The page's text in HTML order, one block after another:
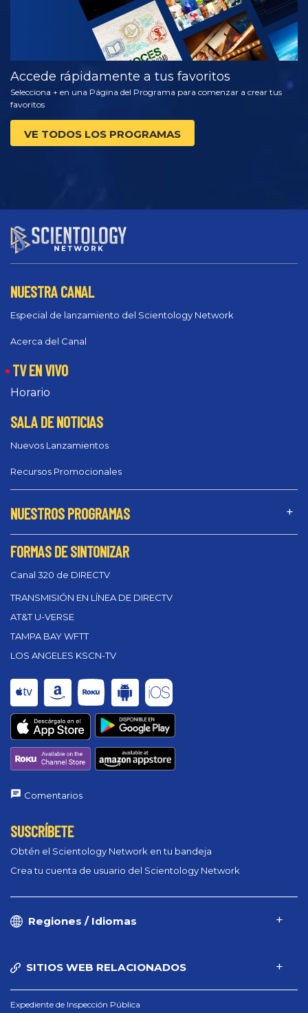
Accede rápidamente a tus favoritos
Selecciona + en una Página del Programa para comenzar a crear tus
favoritos
VE TODOS LOS PROGRAMAS
NUESTRA CANAL
Especial de lanzamiento del Scientology Network
Acerca del Canal
TV EN VIVO
Horario
SALA DE NOTICIAS
Nuevos Lanzamientos
Recursos Promocionales
NUESTROS PROGRAMAS
FORMAS DE SINTONIZAR
Canal 320 de DIRECTV
TRANSMISIÓN EN LÍNEA DE DIRECTV
AT&T U-VERSE
TAMPA BAY WFTT
LOS ANGELES KSCN-TV
Comentarios
SUSCRÍBETE
Obtén el Scientology Network en tu bandeja
Crea tu cuenta de usuario del Scientology Network
Regiones / Idiomas
SITIOS WEB RELACIONADOS
Expediente de Inspección Pública